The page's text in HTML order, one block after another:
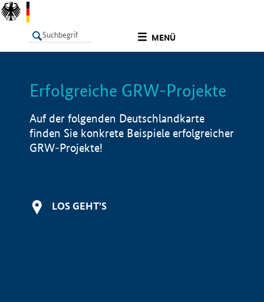
MENÜ
LISTE Info
Erfolgreiche GRW-Projekte
Auf der folgenden Deutschlandkarte
finden Sie konkrete Beispiele erfolgreicher
GRW-Projekte!
LOS GEHT'S